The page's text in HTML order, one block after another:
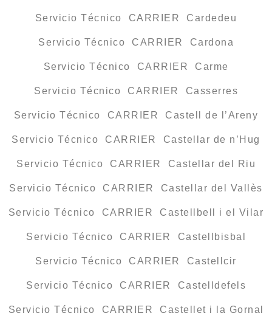
Servicio Técnico CARRIER Cardedeu
Servicio Técnico CARRIER Cardona
Servicio Técnico CARRIER Carme
Servicio Técnico CARRIER Casserres
Servicio Técnico CARRIER Castell de l’Areny
Servicio Técnico CARRIER Castellar de n’Hug
Servicio Técnico CARRIER Castellar del Riu
Servicio Técnico CARRIER Castellar del Vallès
Servicio Técnico CARRIER Castellbell i el Vilar
Servicio Técnico CARRIER Castellbisbal
Servicio Técnico CARRIER Castellcir
Servicio Técnico CARRIER Castelldefels
Servicio Técnico CARRIER Castellet i la Gornal